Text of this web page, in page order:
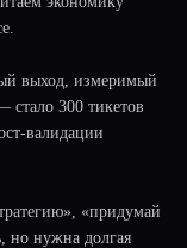
выход, измеримый
стало 300 тикетов
валидации
«придумай
но нужна долгая